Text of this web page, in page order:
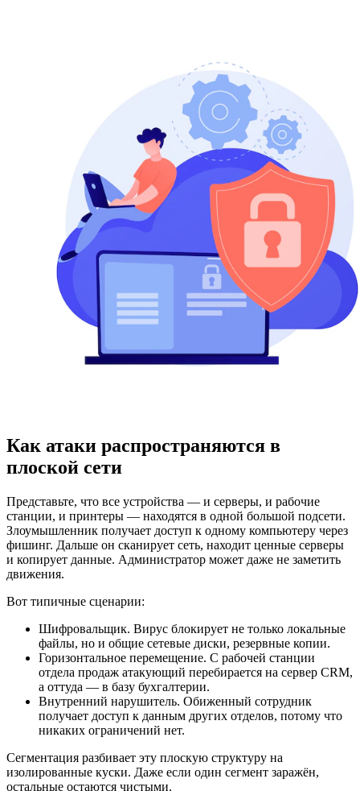
Как атаки распространяются в
плоской сети
Представьте, что все устройства — и серверы, и рабочие
станции, и принтеры — находятся в одной большой подсети.
Злоумышленник получает доступ к одному компьютеру через
фишинг. Дальше он сканирует сеть, находит ценные серверы
и копирует данные. Администратор может даже не заметить
движения.
Вот типичные сценарии:
Шифровальщик. Вирус блокирует не только локальные
файлы, но и общие сетевые диски, резервные копии.
Горизонтальное перемещение. С рабочей станции
отдела продаж атакующий перебирается на сервер CRM,
а оттуда — в базу бухгалтерии.
Внутренний нарушитель. Обиженный сотрудник
получает доступ к данным других отделов, потому что
никаких ограничений нет.
Сегментация разбивает эту плоскую структуру на
изолированные куски. Даже если один сегмент заражён,
остальные остаются чистыми.